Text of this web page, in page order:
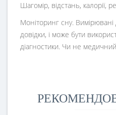
Шагомір, відстань, калорії,
Моніторинг сну.
довідки, і може бути
діагностики. Чи не